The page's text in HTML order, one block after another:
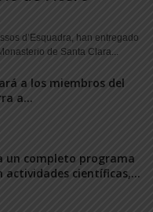
d’Esquadra, han entregado
de Santa Clara...
a los miembros del
a...
un completo programa
actividades científicas,...